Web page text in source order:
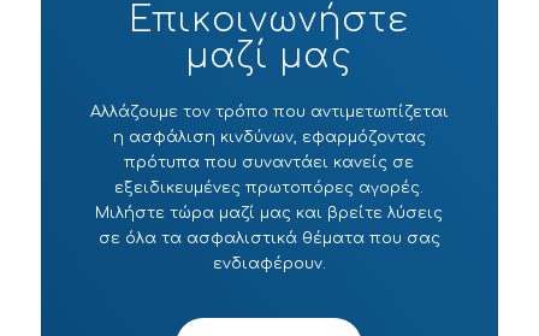
Επικοινωνήστε
μαζί μας
Αλλάζουμε τον τρόπο που αντιμετωπίζεται
η ασφάλιση κινδύνων, εφαρμόζοντας
πρότυπα που συναντάει κανείς σε
εξειδικευμένες πρωτοπόρες αγορές.
Μιλήστε τώρα μαζί μας και βρείτε λύσεις
σε όλα τα ασφαλιστικά θέματα που σας
ενδιαφέρουν.